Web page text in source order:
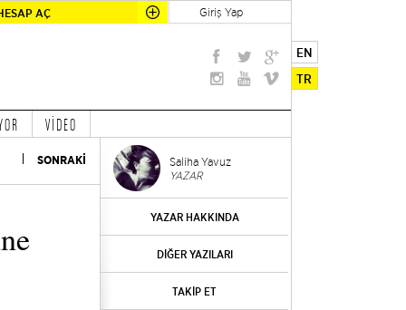
AÇ Giriş Yap
EN
TR
VİDEO
SONRAKİ Saliha Yavuz
YAZAR
YAZAR HAKKINDA
DİĞER YAZILARI
TAKİP ET